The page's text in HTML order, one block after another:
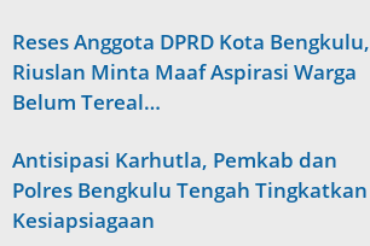
Reses Anggota DPRD Kota Bengkulu,
Riuslan Minta Maaf Aspirasi Warga
Belum Tereal…
Antisipasi Karhutla, Pemkab dan
Polres Bengkulu Tengah Tingkatkan
Kesiapsiagaan